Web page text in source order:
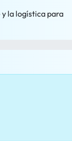
la logística para